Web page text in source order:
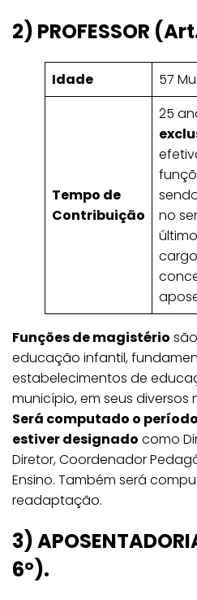
2) PROFESSOR
Idade 57
Tempo de
Contribuição
25
no
Funções de magistério
educação infantil,
estabelecimentos de
município, em seus diversos
Será computado o
estiver designado como
Diretor, Coordenador
Ensino. Também será
readaptação.
3)
6º).